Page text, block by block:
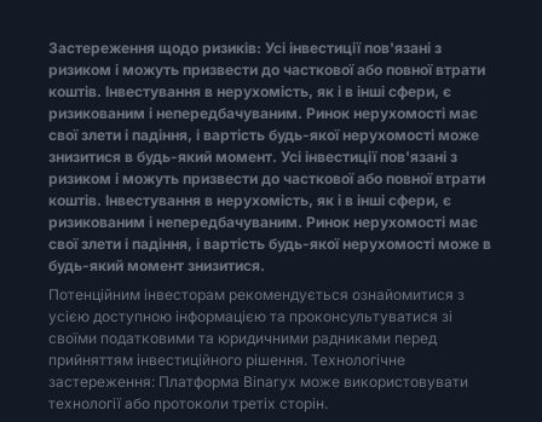
такі як засвідчені установчі
партнерство або трастовий інструмент. Ми
документ, наданий клієнтом для
покладатися на ідентифікацію, видану
боку, ми помічаємо очевидну форму
при визначенні того, чи можемо ми
справжню особу клієнта. Після
протягом розумного часу. Залежно від
можемо відмовитися завершувати
випадках, ми можемо обмежити типи
про підозрілу діяльність (Suspicious
Застереження щодо ризиків: Усі інвестиції пов'язані з
ризиком і можуть призвести до часткової або повної втрати
коштів. Інвестування в нерухомість, як і в інші сфери, є
ризикованим і непередбачуваним. Ринок нерухомості має
свої злети і падіння, і вартість будь-якої нерухомості може
знизитися в будь-який момент. Усі інвестиції пов'язані з
ризиком і можуть призвести до часткової або повної втрати
коштів. Інвестування в нерухомість, як і в інші сфери, є
ризикованим і непередбачуваним. Ринок нерухомості має
свої злети і падіння, і вартість будь-якої нерухомості може в
будь-який момент знизитися.
Потенційним інвесторам рекомендується ознайомитися з
усією доступною інформацією та проконсультуватися зі
своїми податковими та юридичними радниками перед
прийняттям інвестиційного рішення. Технологічне
застереження: Платформа Binaryx може використовувати
технології або протоколи третіх сторін.